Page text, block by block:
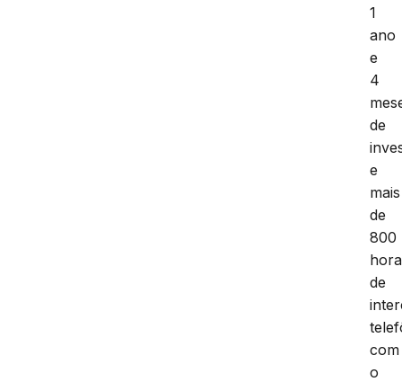
1
ano
e
4
de
e
mais
de
800
de
com
o